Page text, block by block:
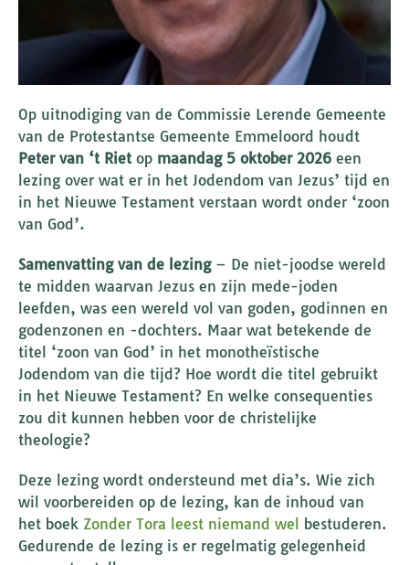
Op uitnodiging van de Commissie Lerende Gemeente
van de Protestantse Gemeente Emmeloord houdt
Peter van ‘t Rietop maandag 5 oktober 2026 een
lezing over wat er in het Jodendom van Jezus’ tijd en
in het Nieuwe Testament verstaan wordt onder ‘zoon
van God’.
Samenvatting van de lezing– De niet-joodse wereld
te midden waarvan Jezus en zijn mede-joden
leefden, was een wereld vol van goden, godinnen en
godenzonen en -dochters. Maar wat betekende de
titel ‘zoon van God’ in het monotheïstische
Jodendom van die tijd? Hoe wordt die titel gebruikt
in het Nieuwe Testament? En welke consequenties
zou dit kunnen hebben voor de christelijke
theologie?
Deze lezing wordt ondersteund met dia’s. Wie zich
wil voorbereiden op de lezing, kan de inhoud van
het boek Zonder Tora leest niemand wel
bestuderen.
Gedurende de lezing is er regelmatig gelegenheid